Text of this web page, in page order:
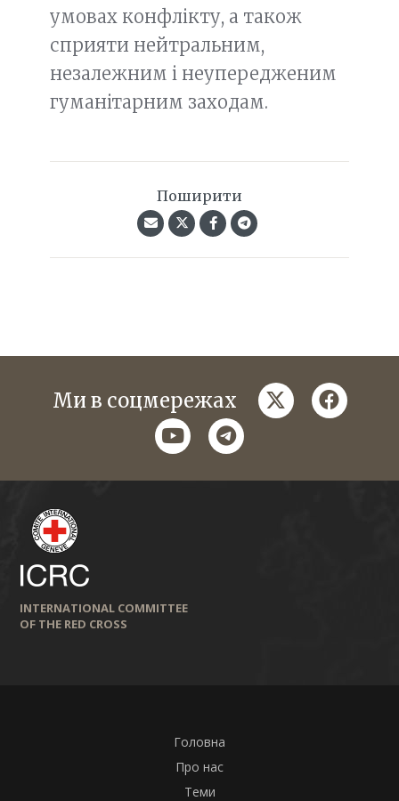
умовах конфлікту, а також
сприяти нейтральним,
незалежним і неупередженим
гуманітарним заходам.
Поширити
Ми в соцмережах twitter
youtubetelegram
INTERNATIONAL COMMITTEE
OF THE RED CROSS
Головна
Про нас
Теми